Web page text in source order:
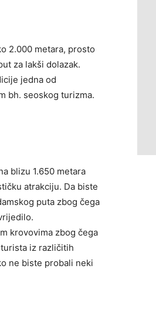
2.000 metara, prosto
za lakši dolazak.
jedna od
bh. seoskog turizma.
blizu 1.650 metara
atrakciju. Da biste
puta zbog čega
krovovima zbog čega
iz različitih
ne biste probali neki